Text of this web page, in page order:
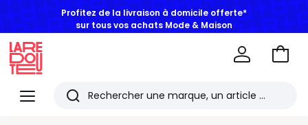
Profitez de la livraison à domicile offerte*
sur tous vos achats Mode & Maison
Menu
Redoute
Rechercher
Aller